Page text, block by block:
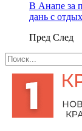
В Анапе за
дань с
Пред След